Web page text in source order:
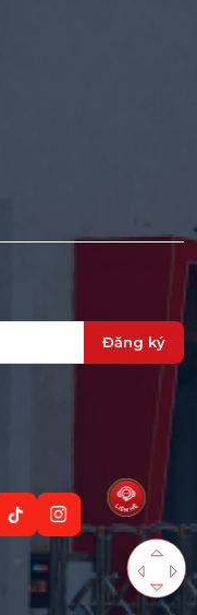
Đăng ký